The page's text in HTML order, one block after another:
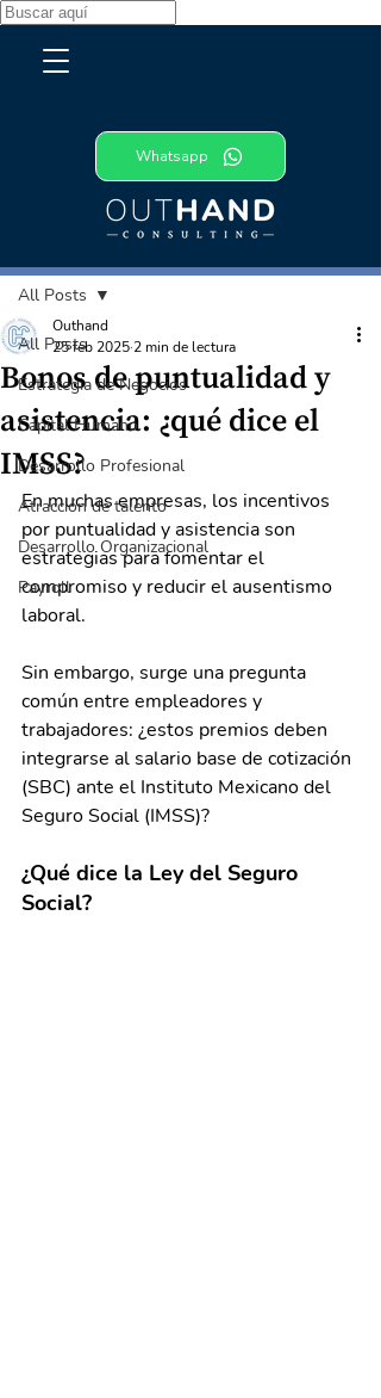
Whatsapp
All Posts
Estrategia de Negocios
Capital Humano
Desarrollo Profesional
Atracción de talento
Desarrollo Organizacional
Payroll
All Posts
Bonos de puntualidad y
asistencia: ¿qué dice el
IMSS?
Outhand
25 feb 2025 2 min de lectura
En muchas empresas, los incentivos
por puntualidad y asistencia son
estrategias para fomentar el
compromiso y reducir el ausentismo
laboral.
Sin embargo, surge una pregunta
común entre empleadores y
trabajadores: ¿estos premios deben
integrarse al salario base de cotización
(SBC) ante el Instituto Mexicano del
Seguro Social (IMSS)?
¿Qué dice la Ley del Seguro
Social?